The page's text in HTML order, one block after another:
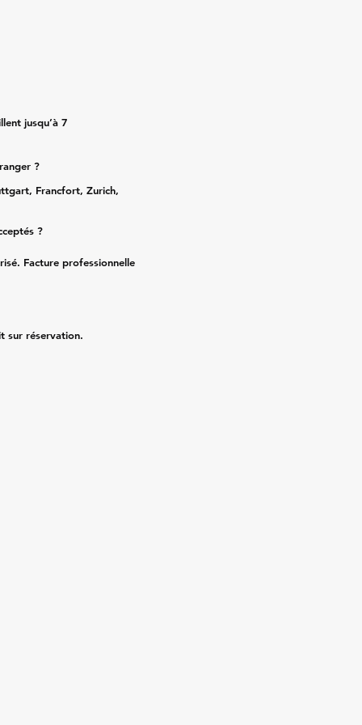
jusqu’à 7
?
Francfort, Zurich,
?
Facture professionnelle
sur réservation.